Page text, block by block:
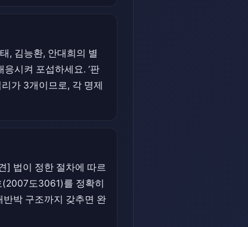
김능환, 안대희의 별
시켜 포섭하세요. ‘판
가 3개이므로, 각 명제
] 법이 정한 절차에 따르
(2007도3061)를 정확히
반박 구조까지 갖추면 완